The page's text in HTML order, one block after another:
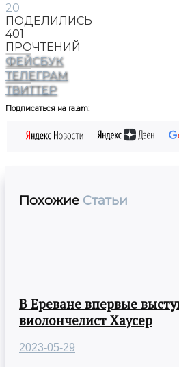
20
ПОДЕЛИЛИСЬ
401
ПРОЧТЕНИЙ
ФЕЙСБУК
ТЕЛЕГРАМ
ТВИТТЕР
Подписаться на ra.am:
Похожие Статьи
В Ереване впервые
виолончелист Хаусер
2023-05-29